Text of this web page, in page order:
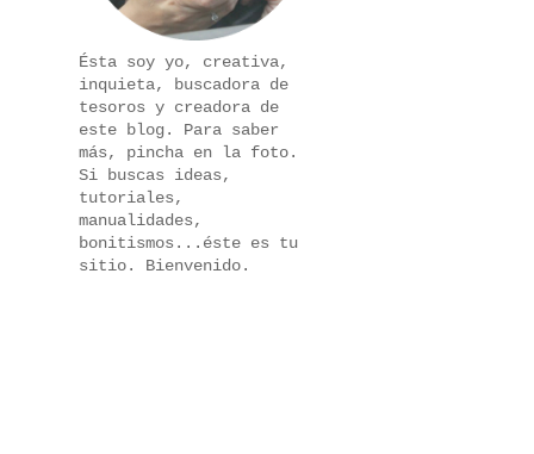
Ésta soy yo, creativa,
inquieta, buscadora de
tesoros y creadora de
este blog. Para saber
más, pincha en la foto.
Si buscas ideas,
tutoriales,
manualidades,
bonitismos...éste es tu
sitio. Bienvenido.